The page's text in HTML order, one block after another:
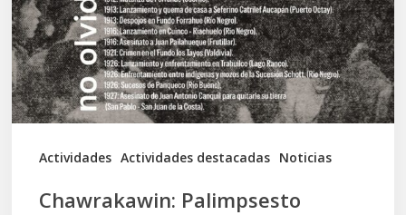
Actividades Actividades destacadas Noticias
del
arte
las
tensiones
documentales
Chawrakawin: Palimpsesto